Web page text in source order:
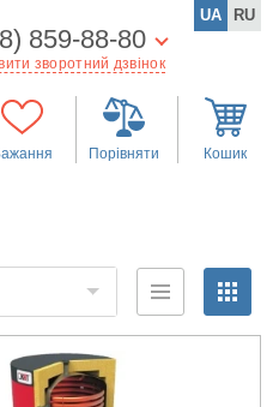
859-88-80
зворотний дзвінок
UA RU
Порівняти Кошик